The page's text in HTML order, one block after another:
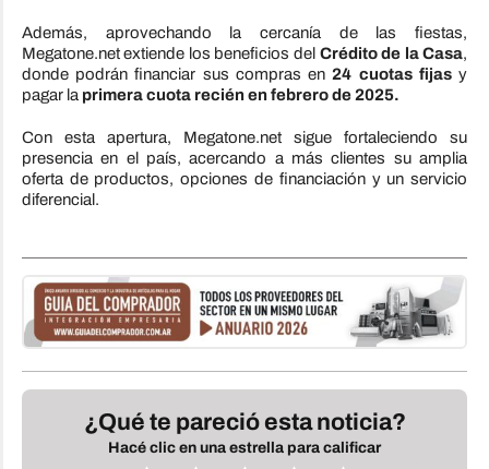
Además, aprovechando la cercanía de las fiestas,
Megatone.net extiende los beneficios del Crédito de la Casa,
donde podrán financiar sus compras en 24 cuotas fijasy
pagar la primera cuota recién en febrero de 2025.
Con esta apertura, Megatone.net sigue fortaleciendo su
presencia en el país, acercando a más clientes su amplia
oferta de productos, opciones de financiación y un servicio
diferencial.
¿Qué te pareció esta noticia?
Hacé clic en una estrella para calificar